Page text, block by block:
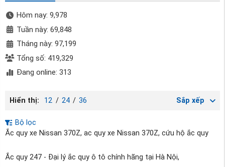
Hôm nay: 9,978
Tuần này: 69,848
Tháng này: 97,199
Tổng số: 419,329
Đang online: 313
Hiển thị: 12 / 24 / 36 Sắp xếp
Bộ lọc
Ắc quy xe Nissan 370Z, ac quy xe Nissan 370Z, cứu hộ ắc quy
Ắc quy 247 - Đại lý ắc quy ô tô chính hãng tại Hà Nội,